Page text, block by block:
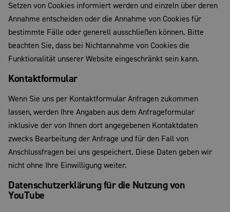
Setzen von Cookies informiert werden und einzeln über deren
Annahme entscheiden oder die Annahme von Cookies für
bestimmte Fälle oder generell ausschließen können. Bitte
beachten Sie, dass bei Nichtannahme von Cookies die
Funktionalität unserer Website eingeschränkt sein kann.
Kontaktformular
Wenn Sie uns per Kontaktformular Anfragen zukommen
lassen, werden Ihre Angaben aus dem Anfrageformular
inklusive der von Ihnen dort angegebenen Kontaktdaten
zwecks Bearbeitung der Anfrage und für den Fall von
Anschlussfragen bei uns gespeichert. Diese Daten geben wir
nicht ohne Ihre Einwilligung weiter.
Datenschutzerklärung für die Nutzung von
YouTube